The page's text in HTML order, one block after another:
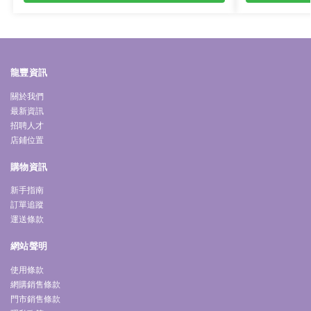
龍豐資訊
關於我們
最新資訊
招聘人才
店鋪位置
購物資訊
新手指南
訂單追蹤
運送條款
網站聲明
使用條款
網購銷售條款
門市銷售條款